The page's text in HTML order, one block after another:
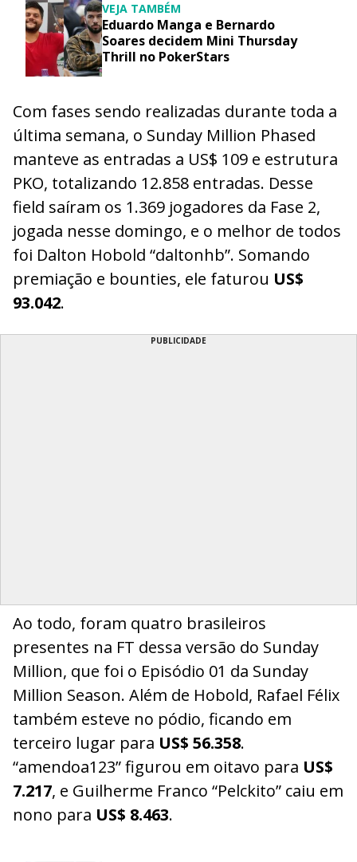
VEJA TAMBÉM
Eduardo Manga e Bernardo
Soares decidem Mini Thursday
Thrill no PokerStars
Com fases sendo realizadas durante toda a
última semana, o Sunday Million Phased
manteve as entradas a US$ 109 e estrutura
PKO, totalizando 12.858 entradas. Desse
field saíram os 1.369 jogadores da Fase 2,
jogada nesse domingo, e o melhor de todos
foi Dalton Hobold “daltonhb”. Somando
premiação e bounties, ele faturou US$
93.042.
PUBLICIDADE
Ao todo, foram quatro brasileiros
presentes na FT dessa versão do Sunday
Million, que foi o Episódio 01 da Sunday
Million Season. Além de Hobold, Rafael Félix
também esteve no pódio, ficando em
terceiro lugar para US$ 56.358.
“amendoa123” figurou em oitavo para US$
7.217, e Guilherme Franco “Pelckito” caiu em
nono para US$ 8.463.